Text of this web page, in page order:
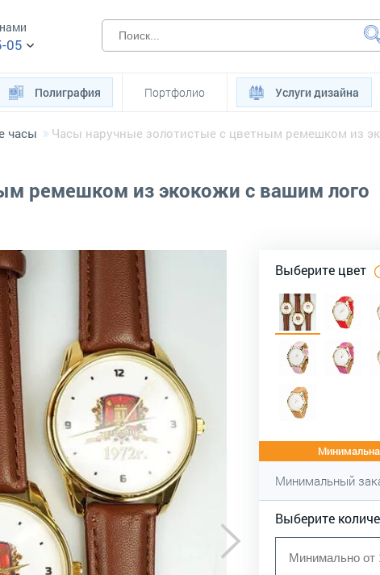
05
Полиграфия Портфолио Услуги дизайна
часы Часы наручные золотистые с цветным ремешком из
ремешком из экокожи с вашим лого
Выберите цвет
Минимальный
Выберите